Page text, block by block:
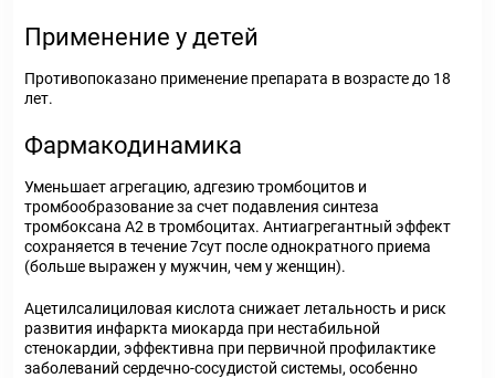
Применение у детей
Противопоказано применение препарата в возрасте до 18
лет.
Фармакодинамика
Уменьшает агрегацию, адгезию тромбоцитов и
тромбообразование за счет подавления синтеза
тромбоксана А2 в тромбоцитах. Антиагрегантный эффект
сохраняется в течение 7сут после однократного приема
(больше выражен у мужчин, чем у женщин).
Ацетилсалициловая кислота снижает летальность и риск
развития инфаркта миокарда при нестабильной
стенокардии, эффективна при первичной профилактике
заболеваний сердечно-сосудистой системы, особенно